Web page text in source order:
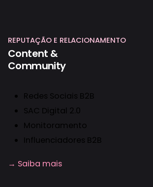
REPUTAÇÃO E RELACIONAMENTO
Content &
Community
Redes Sociais B2B
SAC Digital 2.0
Monitoramento
Influenciadores B2B
→ Saiba mais